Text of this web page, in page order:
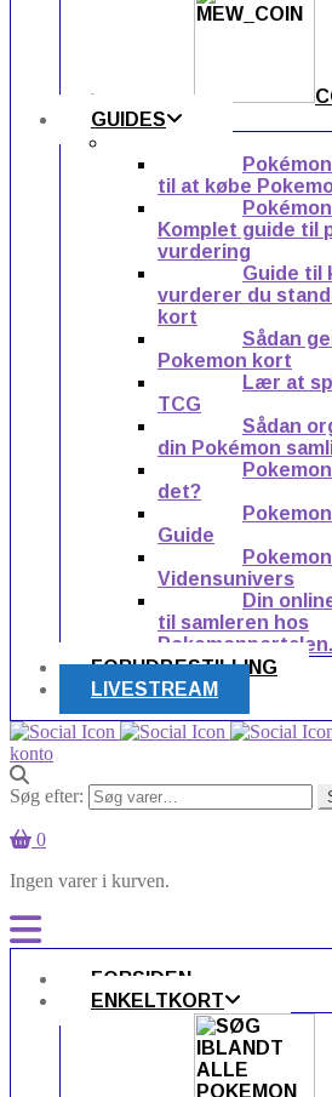
GUIDES
til at købe
Komplet guide til
vurdering
Guide til
vurderer du
kort
Sådan
Pokemon kort
Lær at
TCG
Sådan
din Pokémon
det?
Guide
Pokemon
Vidensunivers
Din
til samleren hos
FORUDBESTILLING
LIVESTREAM
konto
Søg efter:
0
Ingen varer i kurven.
FORSIDEN
ENKELTKORT